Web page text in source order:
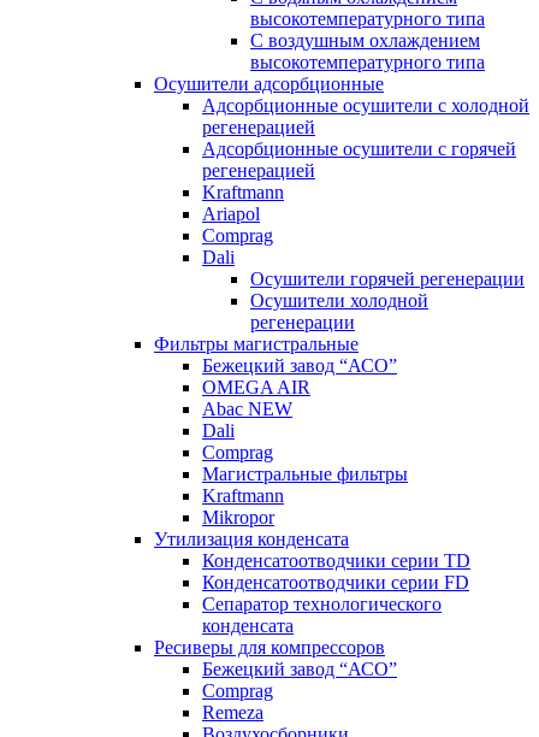
высокотемпературного типа
C воздушным охлаждением
высокотемпературного типа
Осушители адсорбционные
Адсорбционные осушители с холодной
регенерацией
Адсорбционные осушители с горячей
регенерацией
Kraftmann
Ariapol
Comprag
Dali
Осушители горячей регенерации
Осушители холодной
регенерации
Фильтры магистральные
Бежецкий завод “АСО”
OMEGA AIR
Abac NEW
Dali
Comprag
Магистральные фильтры
Kraftmann
Mikropor
Утилизация конденсата
Конденсатоотводчики серии TD
Конденсатоотводчики серии FD
Сепаратор технологического
конденсата
Ресиверы для компрессоров
Бежецкий завод “АСО”
Comprag
Remeza